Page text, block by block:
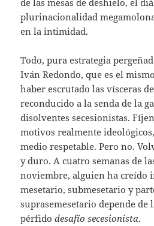
de las mesas de deshielo, el
plurinacionalidad
en la intimidad.
Todo, pura estrategia
Iván Redondo, que es el
haber escrutado las vísceras
reconducido a la senda de la
disolventes secesionistas.
motivos realmente
medio respetable. Pero no.
y duro. A cuatro semanas de
noviembre, alguien ha creído
mesetario, submesetario y
suprasemesetario depende de
pérfidodesafío secesionista.